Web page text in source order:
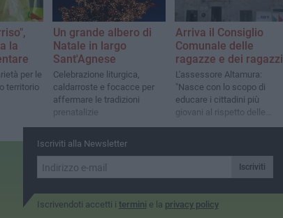
la
per le
territorio
Un grande albero di
Natale in largo
Sant'Agnese
Celebrazione liturgica,
caldarroste e focacce per
affermare le tradizioni
prenatalizie
Arriva il Consiglio
Comunale delle
ragazze e dei ragazzi
L'assessore Altamura:
"Nasce con lo scopo di
educare i cittadini più
giovani al rispetto delle
Iscriviti alla Newsletter
Iscriviti
Iscrivendoti accetti i termini e la privacy policy